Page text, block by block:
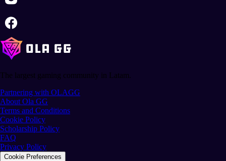
The largest gaming community in Latam.
Partnering with OLAGG
About Ola GG
Terms and Conditions
Cookie Policy
Scholarship Policy
FAQ
Privacy Policy
Cookie Preferences